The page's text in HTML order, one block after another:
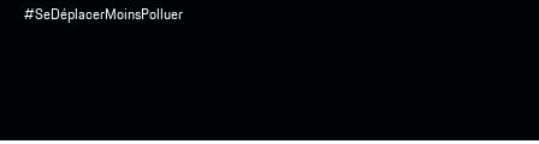
#SeDéplacerMoinsPolluer